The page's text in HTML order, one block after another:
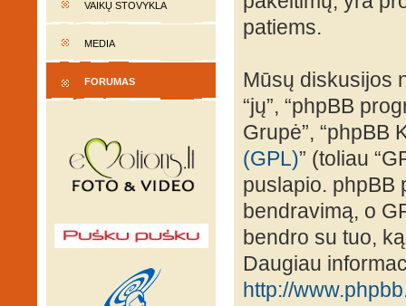
VAIKŲ STOVYKLA
MEDIA
FORUMAS
patiems.
Mūsų diskusijos
“jų”, “phpBB
Grupė”, “phpBB
(GPL)” (toliau
puslapio. phpBB
bendravimą, o
bendro su tuo,
Daugiau
http://